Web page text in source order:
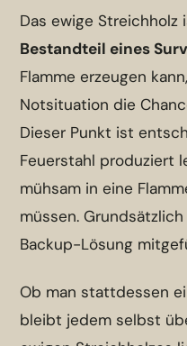
Das ewige
Bestandteil eines
Flamme erzeugen
Notsituation die
Dieser Punkt ist
Feuerstahl produziert
mühsam in eine
müssen.
Backup-Lösung
Ob man stattdessen
bleibt jedem selbst